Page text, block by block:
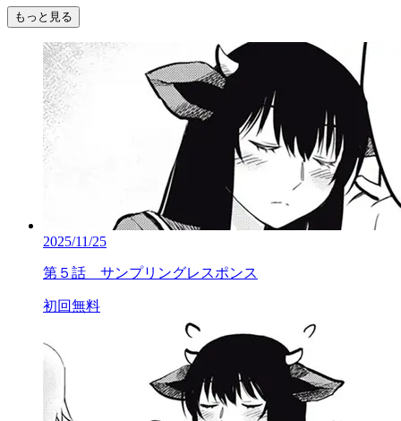
もっと見る
2025/11/25
第５話 サンプリングレスポンス
初回無料